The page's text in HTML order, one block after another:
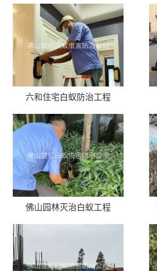
六和住宅白蚁防治工程
佛山园林灭治白蚁工程